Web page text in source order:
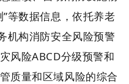
等数据信息，依托养老
机构消防安全风险预警
风险ABCD分级预警和
质量和区域风险的综合